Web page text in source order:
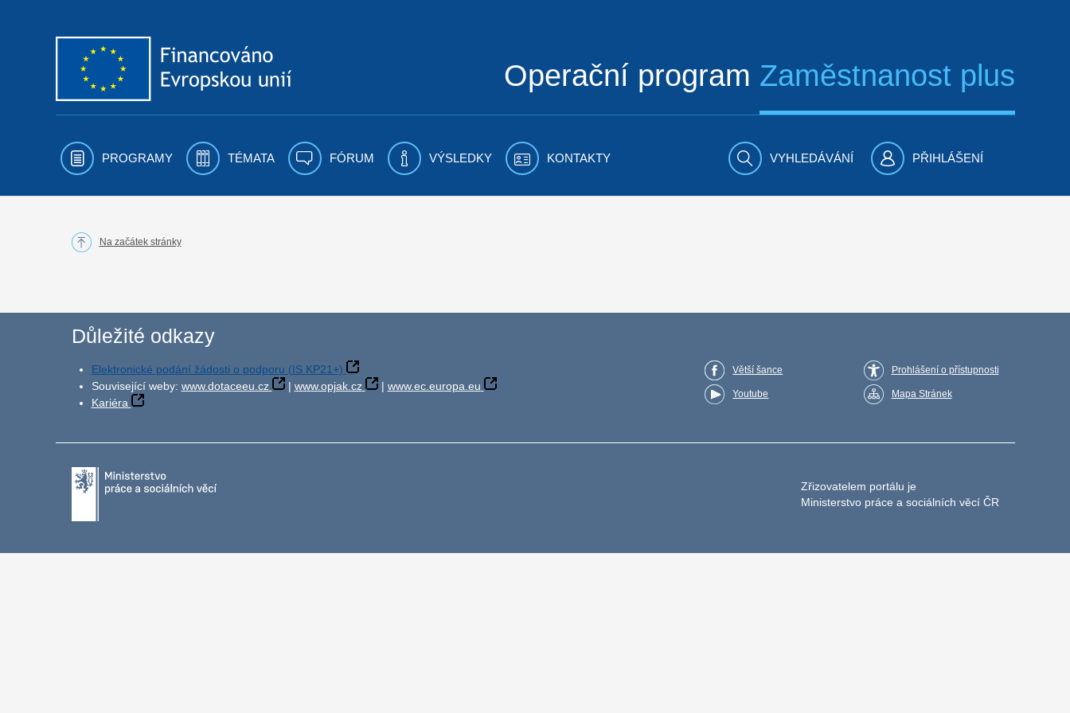
Operační program Zaměstnanost plus
PROGRAMY TÉMATA FÓRUM VÝSLEDKY KONTAKTY VYHLEDÁVÁNÍ PŘIHLÁŠENÍ
Na začátek stránky
Důležité odkazy
Elektronické podání žádosti o podporu (IS KP21+)
Související weby: www.dotaceeu.cz | www.opjak.cz | www.ec.europa.eu
Kariéra
Větší šance
Youtube
Prohlášení o přístupnosti
Mapa Stránek
Zřizovatelem portálu je
Ministerstvo práce a sociálních věcí ČR